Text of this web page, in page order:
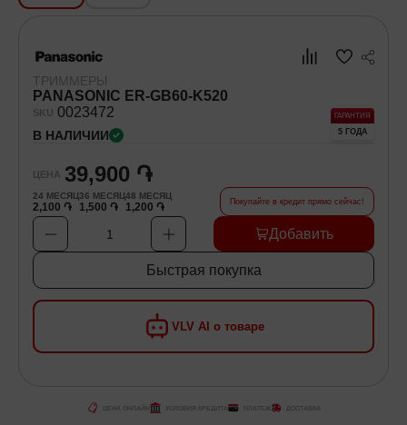
VLV AI о товаре
ТРИММЕРЫ
PANASONIC ER-GB60-K520
SKU 0023472
В НАЛИЧИИ
ГАРАНТИЯ
5 ГОДА
ЦЕНА 39,900 ֏
24 МЕСЯЦ
2,100 ֏
36 МЕСЯЦ
1,500 ֏
48 МЕСЯЦ
1,200 ֏ Покупайте в кредит прямо сейчас!
1 Добавить
Быстрая покупка
ЦЕНА ОНЛАЙН УСЛОВИЯ КРЕДИТА ПЛАТЕЖ ДОСТАВКА